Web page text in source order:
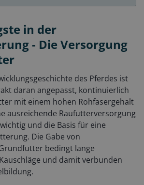
in der
- Die Versorgung
des Pferdes ist
daran angepasst, kontinuierlich
mit einem hohen Rohfasergehalt
ausreichende Raufutterversorgung
und die Basis für eine
Die Gabe von
bedingt lange
und damit verbunden